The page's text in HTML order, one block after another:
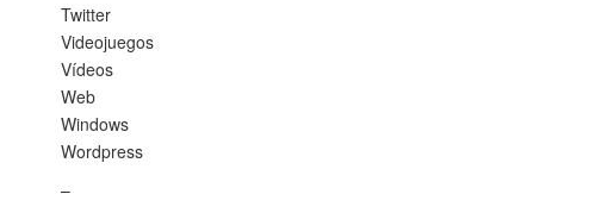
Twitter
Videojuegos
Vídeos
Web
Windows
Wordpress
–